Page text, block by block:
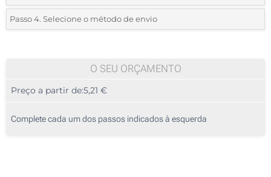
Sublimação a cores (No modelo branco)
*Pedido mínimo 10 (total de pedido)
Calcular preço
Passo 4. Selecione o método de envio
O SEU ORÇAMENTO
Preço a partir de:5,21 €
Complete cada um dos passos indicados à esquerda